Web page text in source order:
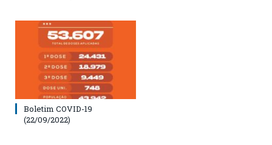
Boletim COVID-19
(22/09/2022)